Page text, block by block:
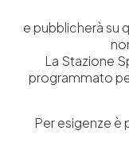
e pubblicherà su
La Stazione
programmato
Per esigenze è